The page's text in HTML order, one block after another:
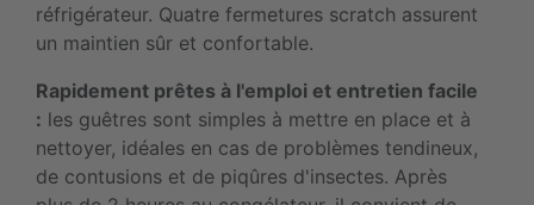
réfrigérateur. Quatre fermetures scratch assurent
un maintien sûr et confortable.
Rapidement prêtes à l'emploi et entretien facile
: les guêtres sont simples à mettre en place et à
nettoyer, idéales en cas de problèmes tendineux,
de contusions et de piqûres d'insectes. Après